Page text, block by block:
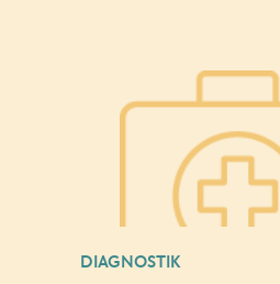
DIAGNOSTIK